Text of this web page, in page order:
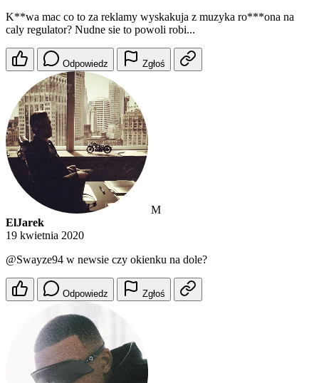
K**wa mac co to za reklamy wyskakuja z muzyka ro***ona na
caly regulator? Nudne sie to powoli robi...
Odpowiedz Zgłoś
M
ElJarek
19 kwietnia 2020
@Swayze94 w newsie czy okienku na dole?
Odpowiedz Zgłoś